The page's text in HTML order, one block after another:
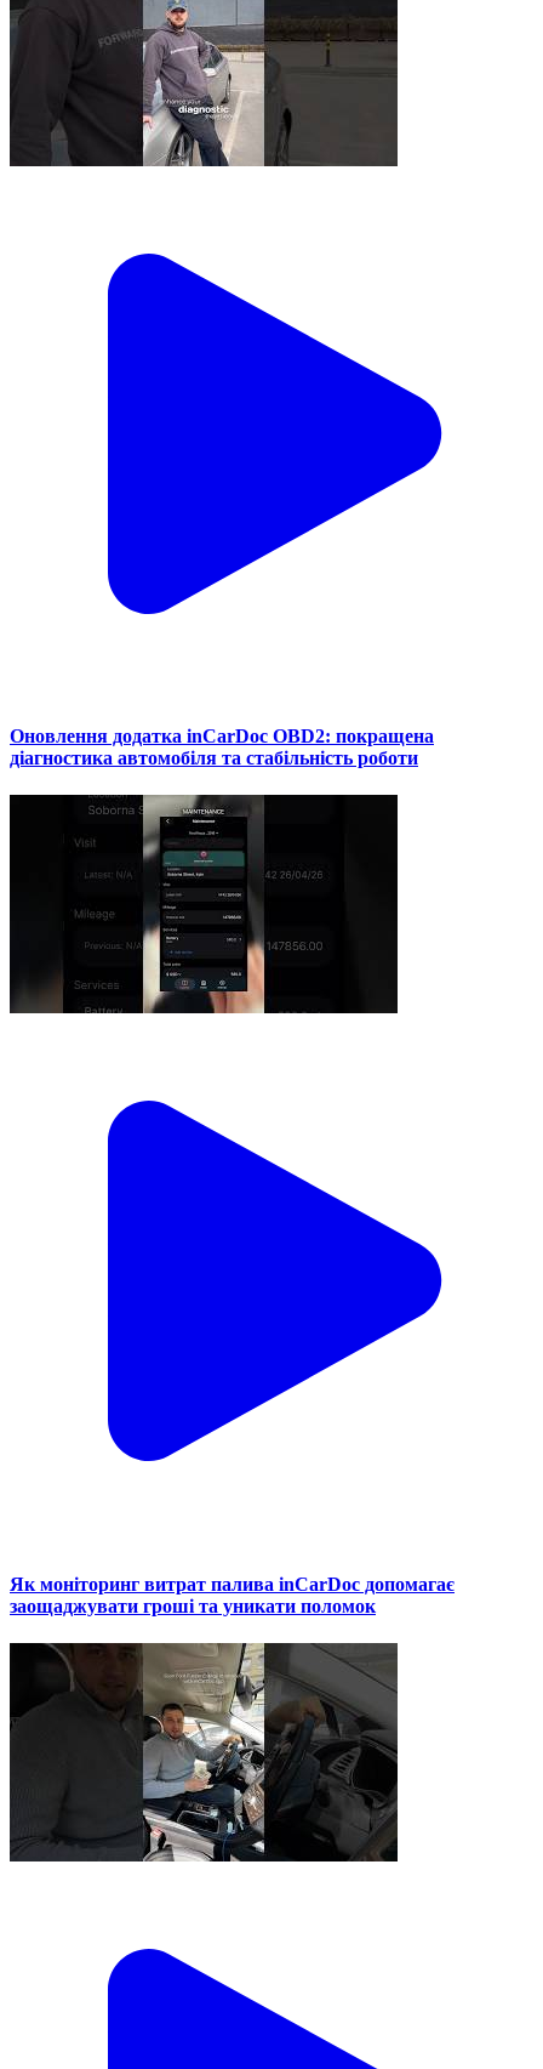
Оновлення додатка inCarDoc OBD2: покращена
діагностика автомобіля та стабільність роботи
Як моніторинг витрат палива inCarDoc допомагає
заощаджувати гроші та уникати поломок